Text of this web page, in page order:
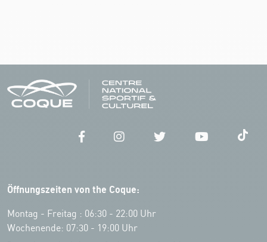
Öffnungszeiten von the Coque:
Montag - Freitag : 06:30 - 22:00 Uhr
Wochenende: 07:30 - 19:00 Uhr